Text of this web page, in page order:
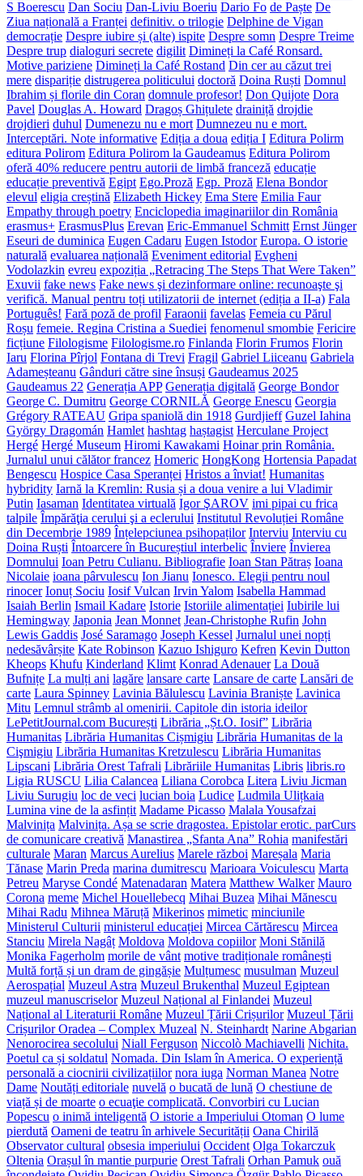
S Boerescu Dan Sociu Dan-Liviu Boeriu Dario Fo de Paște De
Ziua națională a Franței definitiv. o trilogie Delphine de Vigan
democrație Despre iubire și (alte) ispite Despre somn Despre Treime
Despre trup dialoguri secrete digilit Dimineți la Café Ronsard.
Motive pariziene Dimineți la Café Rostand Din cer au căzut trei
mere dispariție distrugerea politicului doctoră Doina Ruști Domnul
Ibrahim și florile din Coran domnule profesor! Don Quijote Dora
Pavel Douglas A. Howard Dragoș Ghițulete drainiță drojdie
drojdieri duhul Dumenezu nu e mort Dumnezeu nu e mort.
Interceptări. Note informative Ediția a doua ediția I Editura Polirm
editura Polirom Editura Polirom la Gaudeamus Editura Polirom
oferă 40% reducere pentru autorii de limbă franceză educație
educație preventivă Egipt Ego.Proză Egp. Proză Elena Bondor
elevul eligia creștină Elizabeth Hickey Ema Stere Emilia Faur
Empathy through poetry Enciclopedia imaginariilor din România
erasmus+ ErasmusPlus Erevan Eric-Emmanuel Schmitt Ernst Jünger
Eseuri de duminica Eugen Cadaru Eugen Istodor Europa. O istorie
naturală evaluarea națională Eveniment editorial Evgheni
Vodolazkin evreu expoziția „Retracing The Steps That Were Taken”
Exuvii fake news Fake news şi dezinformare online: recunoaşte şi
verifică. Manual pentru toți utilizatorii de internet (ediția a II-a) Fala
Português! Fară poză de profil Faraonii favelas Femeia cu Părul
Roșu femeie. Regina Cristina a Suediei fenomenul smombie Fericire
ficțiune Filologisme Filologisme.ro Finlanda Florin Frumos Florin
Iaru Florina Pîrjol Fontana di Trevi Fragil Gabriel Liiceanu Gabriela
Adameșteanu Gânduri către sine însuși Gaudeamus 2025
Gaudeamus 22 Generația APP Generația digitală George Bondor
George C. Dumitru George CORNILĂ George Enescu Georgia
Grégory RATEAU Gripa spaniolă din 1918 Gurdjieff Guzel Iahina
György Dragomán Hamlet hashtag haștagist Herculane Project
Hergé Hergé Museum Hiromi Kawakami Hoinar prin România.
Jurnalul unui călător francez Homeric HongKong Hortensia Papadat
Bengescu Hospice Casa Speranței Hristos a înviat! Humanitas
hybridity Iarnă la Kremlin: Rusia și a doua venire a lui Vladimir
Putin Iasaman Identitatea virtuală Igor ŞAROV imi pipai cu frica
talpile Împărăţia cerului şi a eclerului Institutul Revoluției Române
din Decembrie 1989 Înțelepciunea psihopaților Interviu Interviu cu
Doina Ruști Întoarcere în Bucureștiul interbelic Înviere Învierea
Domnului Ioan Petru Culianu. Bibliografie Ioan Stan Pătraș Ioana
Nicolaie ioana pârvulescu Ion Jianu Ionesco. Elegii pentru noul
rinocer Ionuț Sociu Iosif Vulcan Irvin Yalom Isabella Hammad
Isaiah Berlin Ismail Kadare Istorie Istoriile alimentației Iubirile lui
Hemingway Japonia Jean Monnet Jean-Christophe Rufin John
Lewis Gaddis José Saramago Joseph Kessel Jurnalul unei nopți
nedesăvârșite Kate Robinson Kazuo Ishiguro Kefren Kevin Dutton
Kheops Khufu Kinderland Klimt Konrad Adenauer La Două
Bufnițe La mulți ani lagăre lansare carte Lansare de carte Lansări de
carte Laura Spinney Lavinia Bălulescu Lavinia Braniște Lavinica
Mitu Lemnul strâmb al omenirii. Capitole din istoria ideilor
LePetitJournal.com București Librăria „Șt.O. Iosif” Librăria
Humanitas Librăria Humanitas Cișmigiu Librăria Humanitas de la
Cişmigiu Librăria Humanitas Kretzulescu Librăria Humanitas
Lipscani Librăria Orest Tafrali Librăriile Humanitas Libris libris.ro
Ligia RUSCU Lilia Calancea Liliana Corobca Litera Liviu Jicman
Liviu Surugiu loc de veci lucian boia Ludice Ludmila Ulițkaia
Lumina vine de la asfințit Madame Picasso Malala Yousafzai
Malvinița Malvinița. Așa se scrie dragostea. Epistolar erotic. parCurs
de comunicare creativă Manastirea „Sfanta Ana” Rohia manifestări
culturale Maran Marcus Aurelius Marele război Mareșala Maria
Tănase Marin Preda marina dumitrescu Marioara Voiculescu Marta
Petreu Maryse Condé Matenadaran Matera Matthew Walker Mauro
Corona meme Michel Houellebecq Mihai Buzea Mihai Mănescu
Mihai Radu Mihnea Măruță Mikerinos mimetic minciunile
Ministerul Culturii ministerul educației Mircea Cărtărescu Mircea
Stanciu Mirela Nagâț Moldova Moldova copiilor Moni Stănilă
Monika Fagerholm morile de vânt motive tradiționale românești
Multă forță și un dram de gingășie Mulțumesc musulman Muzeul
Aerospațial Muzeul Astra Muzeul Brukenthal Muzeul Egiptean
muzeul manuscriselor Muzeul Național al Finlandei Muzeul
Național al Literaturii Române Muzeul Țării Crișurilor Muzeul Țării
Crișurilor Oradea – Complex Muzeal N. Steinhardt Narine Abgarian
Nenorocirea secolului Niall Ferguson Niccolò Machiavelli Nichita.
Poetul ca și soldatul Nomada. Din Islam în America. O experiență
personală a ciocnirii civilizațiilor nora iuga Norman Manea Notre
Dame Noutăți editoriale nuvelă o bucată de lună O chestiune de
viață și de moarte o ecuaţie complicată. Convorbiri cu Lucian
Popescu o inimă inteligentă O istorie a Imperiului Otoman O lume
pierdută Oameni de teatru în arhivele Securității Oana Chirilă
Observator cultural obsesia imperiului Occident Olga Tokarczuk
Oltenia Orașul în mantie purpurie Orest Tafrali Orhan Pamuk ouă